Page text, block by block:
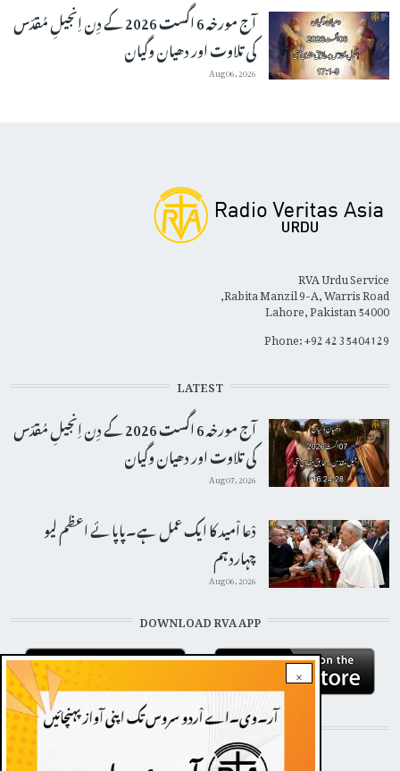
آج مورخہ 6 اگست 2026 کے دِن اِنجیلِ مُقدّس
کی تلاوت اور دھیان وگیان
Aug 06, 2026
×
RVA Urdu Service
Rabita Manzil 9-A, Warris Road,
Lahore, Pakistan 54000
Phone: +92 42 35404129
LATEST
آج مورخہ 6 اگست 2026 کے دِن اِنجیلِ مُقدّس
کی تلاوت اور دھیان وگیان
Aug 07, 2026
دْعا اْمید کا ایک عمل ہے۔پاپائے اعظم لیو
چہاردہم
Aug 06, 2026
DOWNLOAD RVA APP
STAY CONNECTED WITH US!